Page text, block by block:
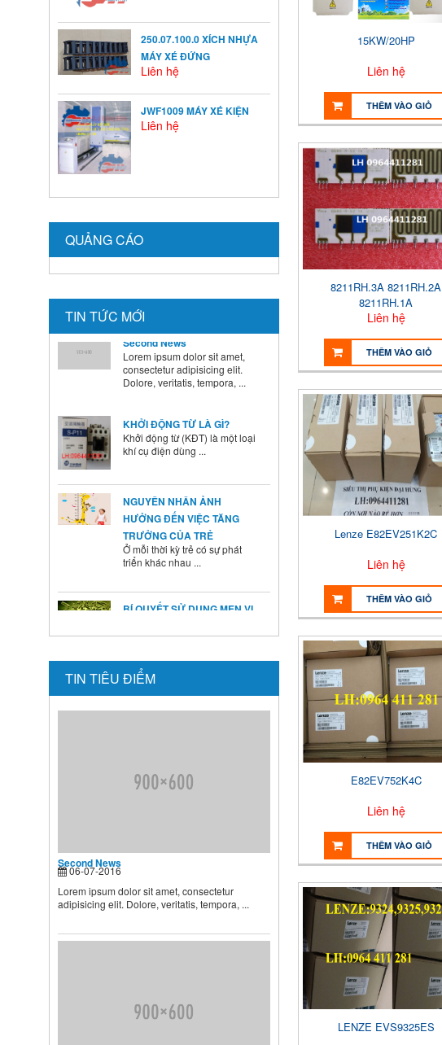
250.07.100.0 XÍCH NHỰA
MÁY XÉ ĐỨNG
Liên hệ
JWF1009 MÁY XÉ KIỆN
Liên hệ
QUẢNG CÁO
TIN TỨC MỚI
TRƯỞNG CỦA TRẺ
Ở mỗi thời kỳ trẻ có sự phát
triển khác nhau ...
BÍ QUYẾT SỬ DỤNG MEN VI
SINH Ở TRẺ
Là cha mẹ ai cũng mong
muốn con mình lớn lên ...
HƯỚNG DẪN CAI SỮA CHO
BIẾT
Theo các chuyên gia dinh
Second News
Lorem ipsum dolor sit amet,
consectetur adipisicing elit.
Dolore, veritatis, tempora, ...
KHỞI ĐỘNG TỪ LÀ GÌ?
khí cụ điện dùng ...
HƯỞNG ĐẾN VIỆC TĂNG
TRƯỞNG CỦA TRẺ
Ở mỗi thời kỳ trẻ có sự phát
triển khác nhau ...
SINH Ở TRẺ
Là cha mẹ ai cũng mong
HƯỚNG DẪN CAI SỮA CHO
BÉ ĐÚNG CÁCH NHANH VÀ
HIỆU QUẢ CÁC BÀ MẸ NÊN
TIN TIÊU ĐIỂM
Second News
06-07-2016
Lorem ipsum dolor sit amet, consectetur
adipisicing elit. Dolore, veritatis, tempora, ...
15KW/20HP
Liên hệ
THÊM VÀO GIỎ
8211RH.3A 8211RH.2A
8211RH.1A
Liên hệ
THÊM VÀO GIỎ
Lenze E82EV251K2C
Liên hệ
THÊM VÀO GIỎ
E82EV752K4C
Liên hệ
THÊM VÀO GIỎ
LENZE EVS9325ES